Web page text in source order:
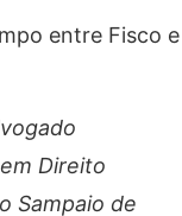
Direito
Sampaio de